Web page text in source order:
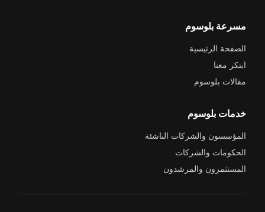
مسرعة بلوسوم
الصفحة الرئيسية
ابتكر معنا
مقالات بلوسوم
خدمات بلوسوم
المؤسسون والشركات الناشئة
الحكومات والشركات
المستثمرون والمرشدون